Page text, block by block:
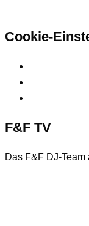
Cookie-
F&F TV
Das F&F DJ-